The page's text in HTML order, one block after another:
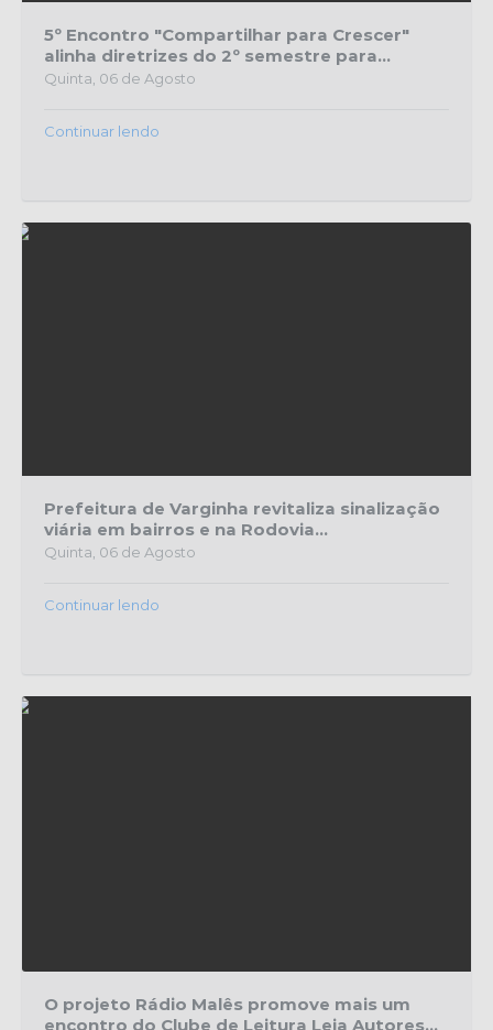
5º Encontro "Compartilhar para Crescer"
alinha diretrizes do 2º semestre para...
Quinta, 06 de Agosto
Continuar lendo
Prefeitura de Varginha revitaliza sinalização
viária em bairros e na Rodovia...
Quinta, 06 de Agosto
Continuar lendo
O projeto Rádio Malês promove mais um
encontro do Clube de Leitura Leia Autores...